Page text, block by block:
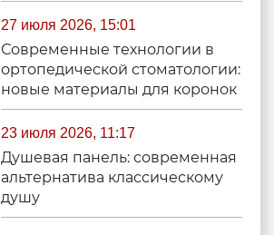
27 июля 2026, 15:01
Современные технологии в
ортопедической стоматологии:
новые материалы для коронок
23 июля 2026, 11:17
Душевая панель: современная
альтернатива классическому
душу